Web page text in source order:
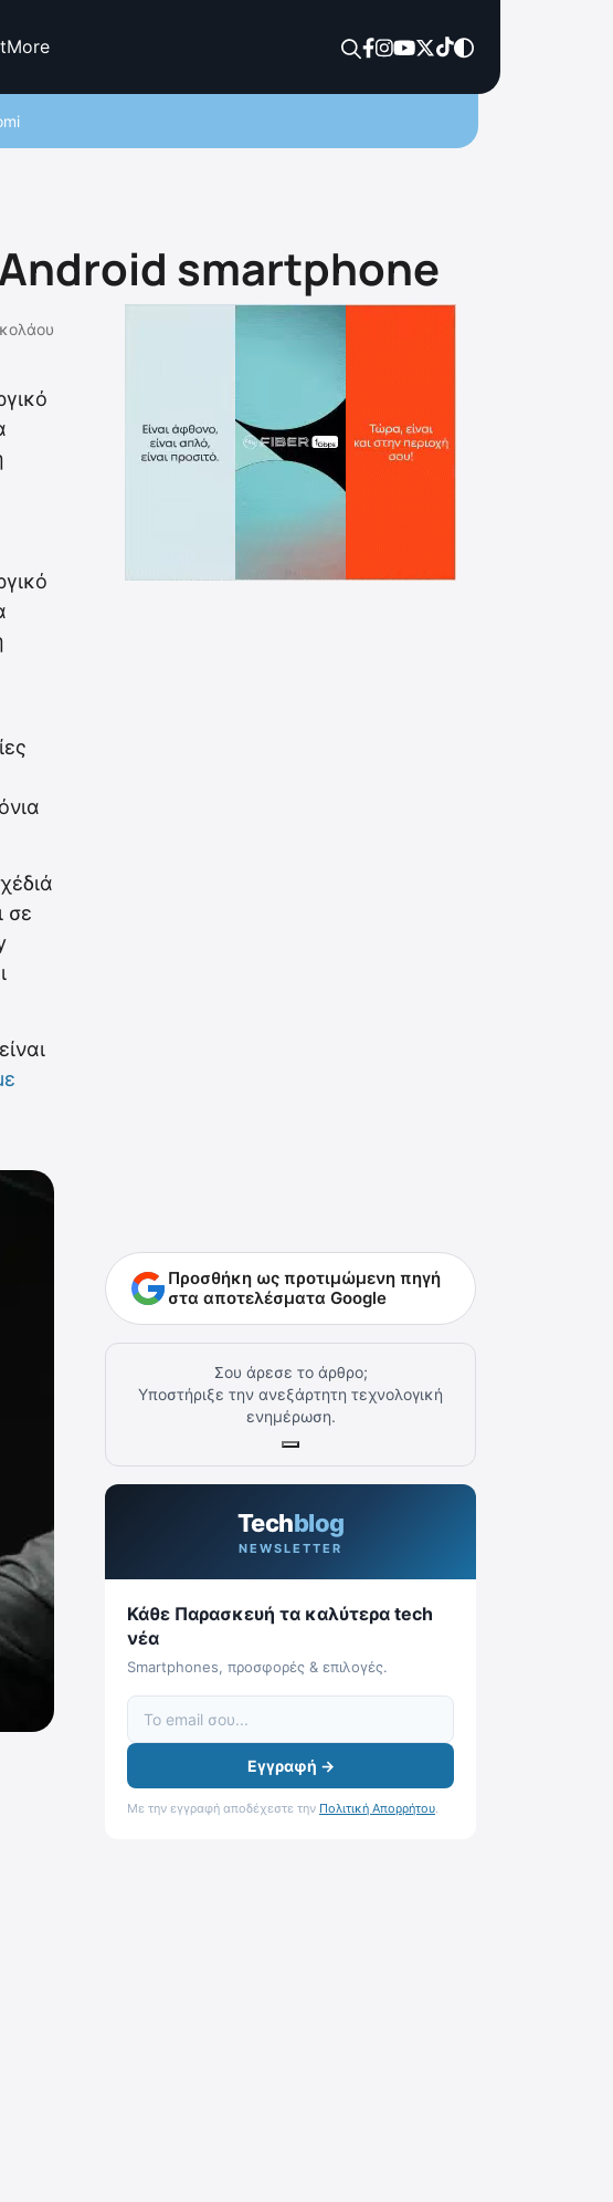
More
smartphone
σε
Προσθήκη ως προτιμώμενη πηγή
στα αποτελέσματα Google
Σου άρεσε το άρθρο;
Υποστήριξε την ανεξάρτητη τεχνολογική
ενημέρωση.
Techblog
NEWSLETTER
Κάθε Παρασκευή τα καλύτερα tech
νέα
Smartphones, προσφορές & επιλογές.
Εγγραφή →
Με την εγγραφή αποδέχεστε την Πολιτική Απορρήτου.